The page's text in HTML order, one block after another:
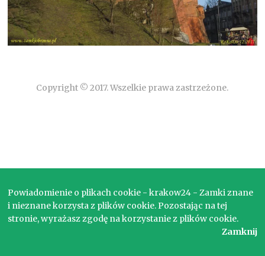
Copyright © 2017. Wszelkie prawa zastrzeżone.
Powiadomienie o plikach cookie - krakow24 - Zamki znane
i nieznane korzysta z plików cookie. Pozostając na tej
stronie, wyrażasz zgodę na korzystanie z plików cookie.
Zamknij